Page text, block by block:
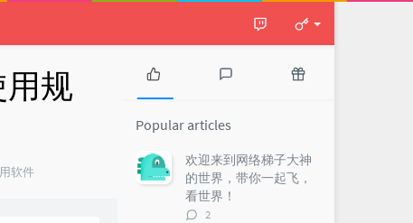
规
软件
P
p
u
l
a
t
e
s
t
d
o
m
Popular articles
欢迎来到网络梯子大神
的世界，带你一起飞，
看世界！
评
2